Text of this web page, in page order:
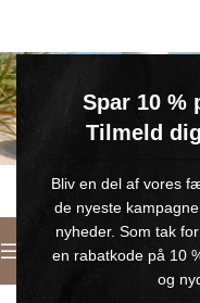
Spar 10 %
Tilmeld
Bliv en del af vores
de nyeste
nyheder. Som tak
en rabatkode på 10
og
🎁
Home set of BLUE